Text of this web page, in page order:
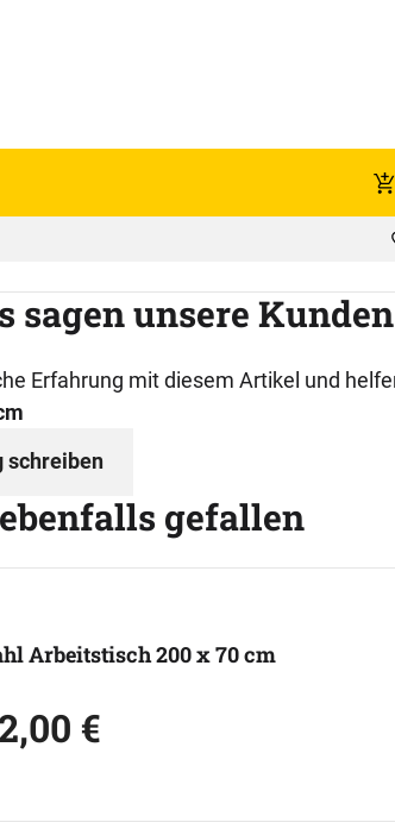
sagen unsere Kunden
Erfahrung mit diesem Artikel und
schreiben
gefallen
Arbeitstisch 200 x 70 cm
,00 €